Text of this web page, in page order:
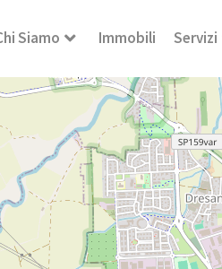
Siamo Immobili Servizi